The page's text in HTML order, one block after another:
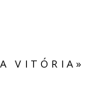
VITÓRIA»